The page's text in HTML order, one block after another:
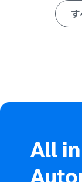
GitHubで
ケットか
Issueのタ
利用いただ
チームプラ
間の無料ト
ル中には制
All